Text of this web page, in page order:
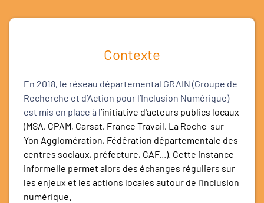
Contexte
En 2018, le réseau départemental GRAIN (Groupe de
Recherche et d’Action pour l’Inclusion Numérique)
est mis en place à l’initiative d'acteurs publics locaux
(MSA, CPAM, Carsat, France Travail, La Roche-sur-
Yon Agglomération, Fédération départementale des
centres sociaux, préfecture, CAF...). Cette instance
informelle permet alors des échanges réguliers sur
les enjeux et les actions locales autour de l'inclusion
numérique.